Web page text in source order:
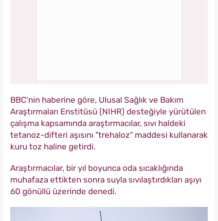
BBC'nin haberine göre, Ulusal Sağlık ve Bakım
Araştırmaları Enstitüsü (NIHR) desteğiyle yürütülen
çalışma kapsamında araştırmacılar, sıvı haldeki
tetanoz-difteri aşısını "trehaloz" maddesi kullanarak
kuru toz haline getirdi.
Araştırmacılar, bir yıl boyunca oda sıcaklığında
muhafaza ettikten sonra suyla sıvılaştırdıkları aşıyı
60 gönüllü üzerinde denedi.